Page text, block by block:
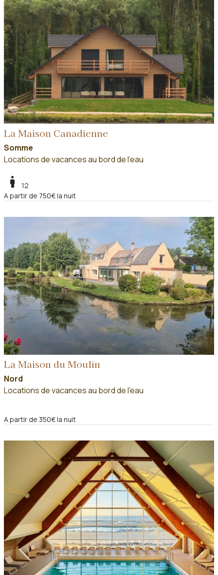
La Maison Canadienne
Somme
Locations de vacances au bord de l'eau
boy
12
A partir de 750€ la nuit
La Maison du Moulin
Nord
Locations de vacances au bord de l'eau
A partir de 350€ la nuit